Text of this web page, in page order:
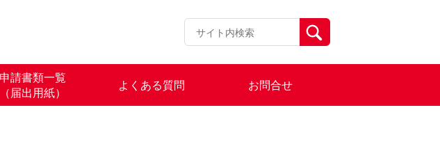
申請書類一覧
（届出用紙）
よくある質問 お問合せ